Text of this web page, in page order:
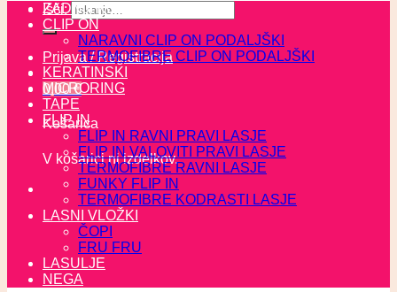
Išči:
Prijava / Registracija
0,00€
Košarica
V košarici ni izdelkov.
ZADNJI KOSI
CLIP ON
NARAVNI CLIP ON PODALJŠKI
TERMOFIBRE CLIP ON PODALJŠKI
KERATINSKI
MICRORING
TAPE
FLIP IN
FLIP IN RAVNI PRAVI LASJE
FLIP IN VALOVITI PRAVI LASJE
TERMOFIBRE RAVNI LASJE
FUNKY FLIP IN
TERMOFIBRE KODRASTI LASJE
LASNI VLOŽKI
ČOPI
FRU FRU
LASULJE
NEGA